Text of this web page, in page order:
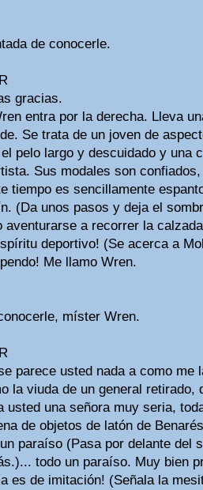
de conocerle.
gracias.
entra por la derecha. Lleva
Se trata de un joven de
pelo largo y descuidado y una
Sus modales son
tiempo es sencillamente
(Da unos pasos y deja el
aventurarse a recorrer la
deportivo! (Se acerca a
Me llamo Wren.
míster Wren.
parece usted nada a como me
la viuda de un general retirado,
usted una señora muy seria,
de objetos de latón de
paraíso (Pasa por delante del
todo un paraíso. Muy bien
es de imitación! (Señala la